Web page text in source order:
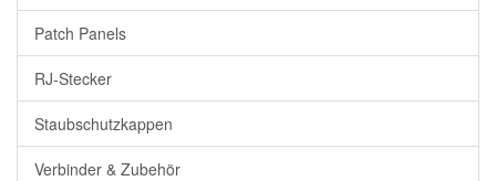
Patch Panels
RJ-Stecker
Staubschutzkappen
Verbinder & Zubehör